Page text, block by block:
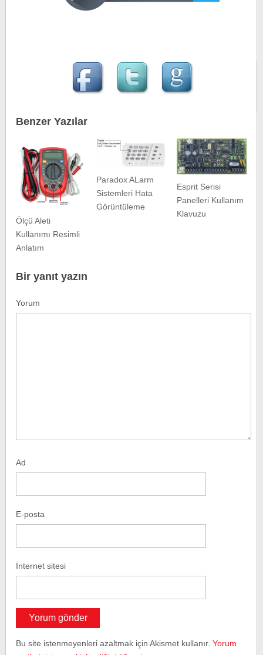
Benzer Yazılar
Ölçü Aleti
Kullanımı Resimli
Anlatım
Paradox ALarm
Sistemleri Hata
Görüntüleme
Esprit Serisi
Panelleri Kullanım
Klavuzu
Bir yanıt yazın
Yorum
Ad
E-posta
İnternet sitesi
Bu site istenmeyenleri azaltmak için Akismet kullanır.Yorum